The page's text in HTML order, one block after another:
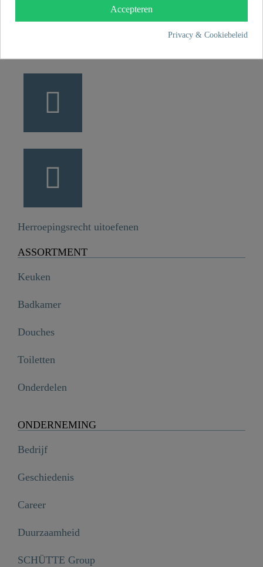
Herroepingsrecht uitoefenen
ASSORTMENT
Keuken
Badkamer
Douches
Toiletten
Onderdelen
ONDERNEMING
Bedrijf
Geschiedenis
Career
Duurzaamheid
SCHÜTTE Group
Accepteren
Privacy & Cookiebeleid